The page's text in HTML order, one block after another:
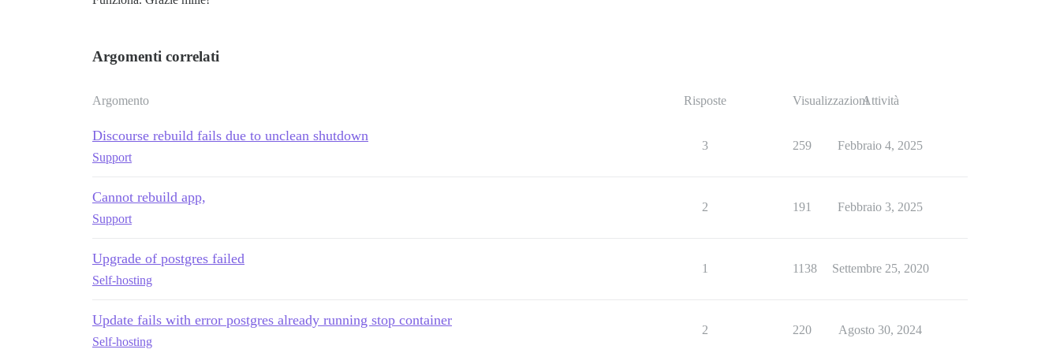
Argomenti correlati
Argomento Risposte VisualizzazioniAttività
Discourse rebuild fails due to unclean shutdown
Support
3 259 Febbraio 4, 2025
Cannot rebuild app,
Support
2 191 Febbraio 3, 2025
Upgrade of postgres failed
Self-hosting
1 1138 Settembre 25, 2020
Update fails with error postgres already running stop container
Self-hosting
2 220 Agosto 30, 2024